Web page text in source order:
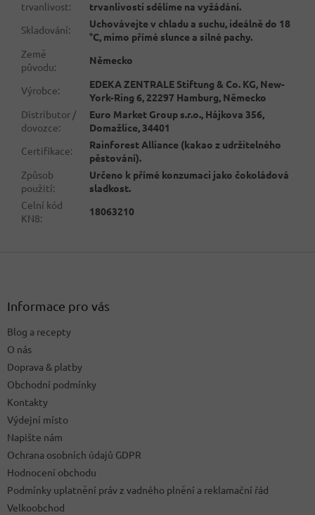
trvanlivost:
trvanlivosti sdělíme na vyžádání.
Skladování:
Uchovávejte v chladu a suchu, ideálně do 18
°C, mimo přímé slunce a silné pachy.
Země
původu:
Německo
Výrobce:
EDEKA ZENTRALE Stiftung & Co. KG, New-
York-Ring 6, 22297 Hamburg, Německo
Distributor /
dovozce:
Euro Market Group s.r.o., Hájkova 356,
Domažlice, 34401
Certifikace:
Rainforest Alliance (kakao z udržitelného
pěstování).
Způsob
použití:
Určeno k přímé konzumaci jako čokoládová
sladkost.
Celní kód
KN8:
18063210
Informace pro vás
Blog a recepty
O nás
Doprava & platby
Obchodní podmínky
Kontakty
Výdejní místo
Napište nám
Ochrana osobních údajů GDPR
Hodnocení obchodu
Podmínky uplatnění práv z vadného plnění a reklamační řád
Velkoobchod